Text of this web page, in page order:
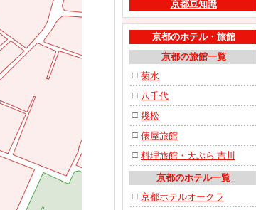
京都豆知識
京都のホテル・旅館
京都の旅館一覧
□ 菊水
□ 八千代
□ 幾松
□ 俵屋旅館
□ 料理旅館・天ぷら 吉川
京都のホテル一覧
□ 京都ホテルオークラ